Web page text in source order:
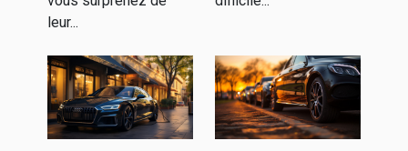
leur...